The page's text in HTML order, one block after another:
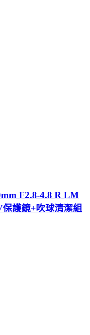
F2.8-4.8 R LM
護鏡+吹球清潔組